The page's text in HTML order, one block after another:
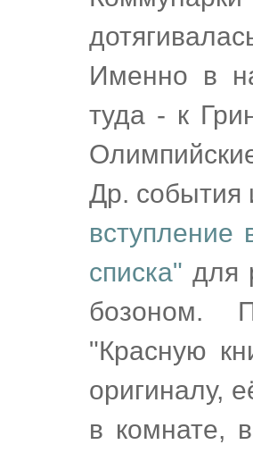
Именно в
туда - к
Др. события
вступление
списка" для
бозоном.
"Красную
оригиналу,
в комнате,